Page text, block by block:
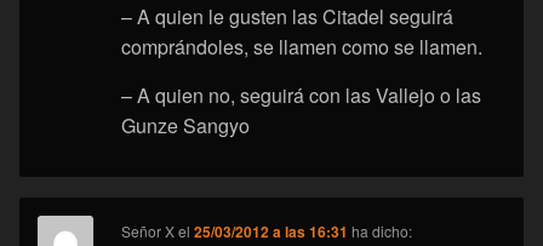
– A quien le gusten las Citadel seguirá
comprándoles, se llamen como se llamen.
– A quien no, seguirá con las Vallejo o las
Gunze Sangyo
Señor Xel25/03/2012 a las 16:31 ha dicho: